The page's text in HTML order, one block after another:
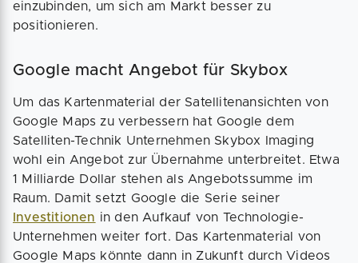
einzubinden, um sich am Markt besser zu
positionieren.
Google macht Angebot für Skybox
Um das Kartenmaterial der Satellitenansichten von
Google Maps zu verbessern hat Google dem
Satelliten-Technik Unternehmen Skybox Imaging
wohl ein Angebot zur Übernahme unterbreitet. Etwa
1 Milliarde Dollar stehen als Angebotssumme im
Raum. Damit setzt Google die Serie seiner
Investitionen in den Aufkauf von Technologie-
Unternehmen weiter fort. Das Kartenmaterial von
Google Maps könnte dann in Zukunft durch Videos